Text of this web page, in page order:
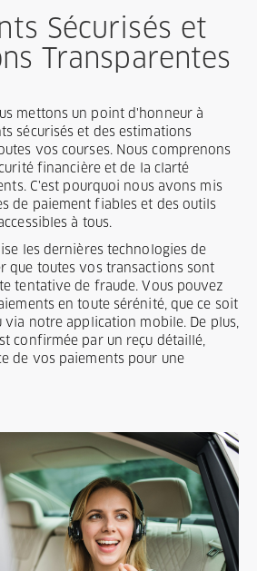
Sécurisés et
Transparentes
mettons un point d'honneur à
sécurisés et des estimations
vos courses. Nous comprenons
financière et de la clarté
C'est pourquoi nous avons mis
de paiement fiables et des outils
à tous.
les dernières technologies de
que toutes vos transactions sont
tentative de fraude. Vous pouvez
en toute sérénité, que ce soit
via notre application mobile. De plus,
confirmée par un reçu détaillé,
de vos paiements pour une